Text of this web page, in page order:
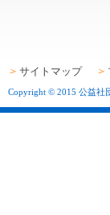
サイトマップ
Copyright © 2015 公益社